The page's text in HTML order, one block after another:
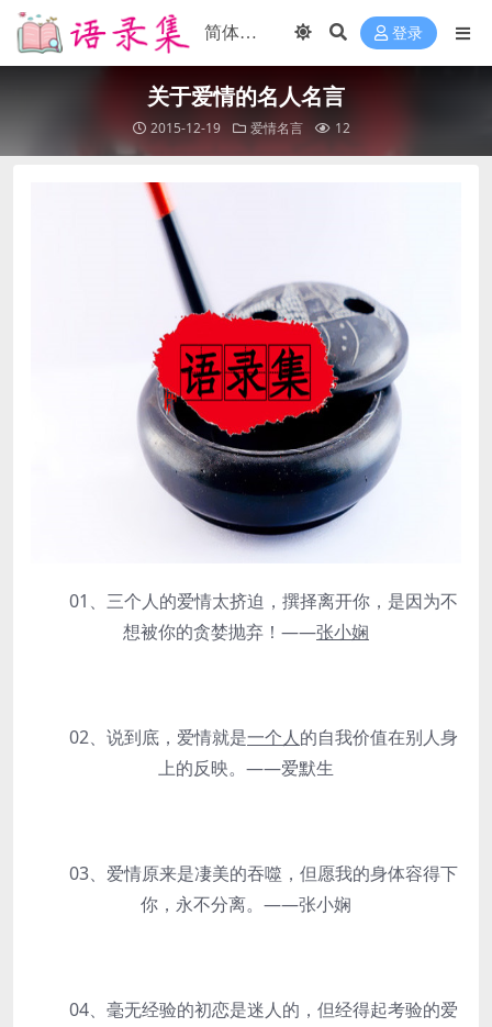
登录
关于爱情的名人名言
2015-12-19 爱情名言 12
01、三个人的爱情太挤迫，撰择离开你，是因为不
想被你的贪婪抛弃！——张小娴
02、说到底，爱情就是一个人的自我价值在别人身
上的反映。——爱默生
03、爱情原来是凄美的吞噬，但愿我的身体容得下
你，永不分离。——张小娴
04、毫无经验的初恋是迷人的，但经得起考验的爱